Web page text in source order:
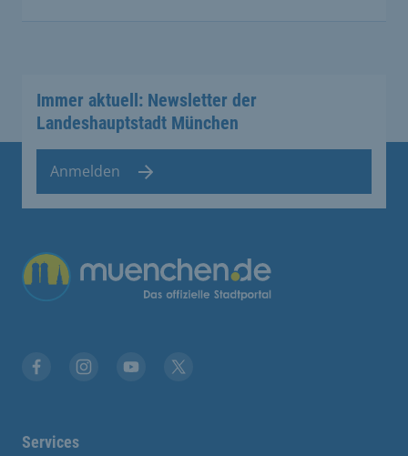
Immer aktuell: Newsletter der
Landeshauptstadt München
Anmelden
Übergreifende Links
Services